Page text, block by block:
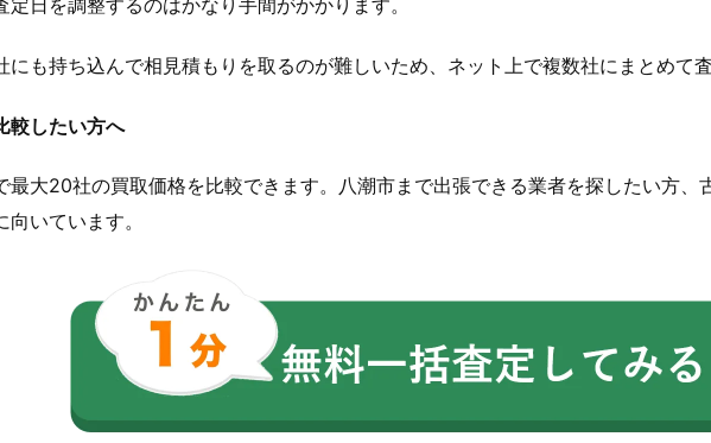
も持ち込んで相見積もりを取るのが難しいため、ネット上で複数社にまとめて
較したい方へ
最大20社の買取価格を比較できます。八潮市まで出張できる業者を探したい方、
いています。